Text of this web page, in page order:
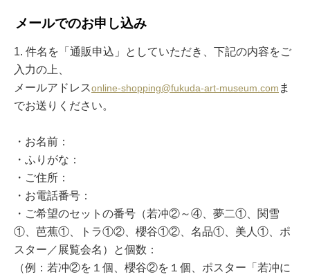
メールでのお申し込み
1. 件名を「通販申込」としていただき、下記の内容をご
入力の上、
メールアドレスonline-shopping@fukuda-art-museum.com ま
でお送りください。
・お名前：
・ふりがな：
・ご住所：
・お電話番号：
・ご希望のセットの番号（若冲②～④、夢二①、関雪
①、芭蕉①、トラ①②、櫻谷①②、名品①、美人①、ポ
スター／展覧会名）と個数：
（例：若冲②を１個、櫻谷②を１個、ポスター「若冲に